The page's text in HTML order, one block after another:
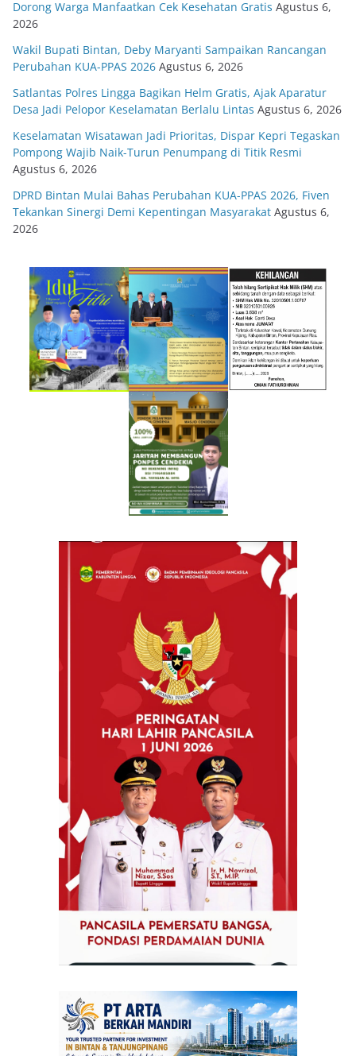
Dorong Warga Manfaatkan Cek Kesehatan Gratis Agustus 6,
2026
Wakil Bupati Bintan, Deby Maryanti Sampaikan Rancangan
Perubahan KUA-PPAS 2026 Agustus 6, 2026
Satlantas Polres Lingga Bagikan Helm Gratis, Ajak Aparatur
Desa Jadi Pelopor Keselamatan Berlalu Lintas Agustus 6, 2026
Keselamatan Wisatawan Jadi Prioritas, Dispar Kepri Tegaskan
Pompong Wajib Naik-Turun Penumpang di Titik Resmi
Agustus 6, 2026
DPRD Bintan Mulai Bahas Perubahan KUA-PPAS 2026, Fiven
Tekankan Sinergi Demi Kepentingan Masyarakat Agustus 6,
2026